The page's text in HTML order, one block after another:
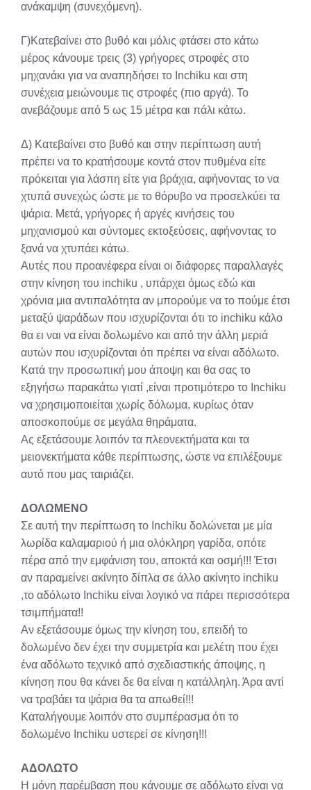
ανάκαμψη (συνεχόμενη).
Γ)Κατεβαίνει στο βυθό και μόλις φτάσει στο κάτω
μέρος κάνουμε τρεις (3) γρήγορες στροφές στο
μηχανάκι για να αναπηδήσει το Inchiku και στη
συνέχεια μειώνουμε τις στροφές (πιο αργά). Το
ανεβάζουμε από 5 ως 15 μέτρα και πάλι κάτω.
Δ) Κατεβαίνει στο βυθό και στην περίπτωση αυτή
πρέπει να το κρατήσουμε κοντά στον πυθμένα είτε
πρόκειται για λάσπη είτε για βράχια, αφήνοντας το να
χτυπά συνεχώς ώστε με το θόρυβο να προσελκύει τα
ψάρια. Μετά, γρήγορες ή αργές κινήσεις του
μηχανισμού και σύντομες εκτοξεύσεις, αφήνοντας το
ξανά να χτυπάει κάτω.
Αυτές που προανέφερα είναι οι διάφορες παραλλαγές
στην κίνηση του inchiku , υπάρχει όμως εδώ και
χρόνια μια αντιπαλότητα αν μπορούμε να το πούμε έτσι
μεταξύ ψαράδων που ισχυρίζονται ότι το inchiku κάλο
θα ει ναι να είναι δολωμένο και από την άλλη μεριά
αυτών που ισχυρίζονται ότι πρέπει να είναι αδόλωτο.
Κατά την προσωπική μου άποψη και θα σας το
εξηγήσω παρακάτω γιατί ,είναι προτιμότερο το Inchiku
να χρησιμοποιείται χωρίς δόλωμα, κυρίως όταν
αποσκοπούμε σε μεγάλα θηράματα.
Ας εξετάσουμε λοιπόν τα πλεονεκτήματα και τα
μειονεκτήματα κάθε περίπτωσης, ώστε να επιλέξουμε
αυτό που μας ταιριάζει.
ΔΟΛΩΜΕΝΟ
Σε αυτή την περίπτωση το Inchiku δολώνεται με μία
λωρίδα καλαμαριού ή μια ολόκληρη γαρίδα, οπότε
πέρα από την εμφάνιση του, αποκτά και οσμή!!! Έτσι
αν παραμείνει ακίνητο δίπλα σε άλλο ακίνητο inchiku
,το αδόλωτο Inchiku είναι λογικό να πάρει περισσότερα
τσιμπήματα!!
Αν εξετάσουμε όμως την κίνηση του, επειδή το
δολωμένο δεν έχει την συμμετρία και μελέτη που έχει
ένα αδόλωτο τεχνικό από σχεδιαστικής άποψης, η
κίνηση που θα κάνει δε θα είναι η κατάλληλη. Άρα αντί
να τραβάει τα ψάρια θα τα απωθεί!!!
Καταλήγουμε λοιπόν στο συμπέρασμα ότι το
δολωμένο Inchiku υστερεί σε κίνηση!!!
ΑΔΟΛΩΤΟ
Η μόνη παρέμβαση που κάνουμε σε αδόλωτο είναι να